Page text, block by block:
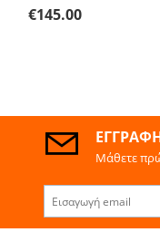
€145.00
ΕΓΓΡΑΦΉ
Μάθετε